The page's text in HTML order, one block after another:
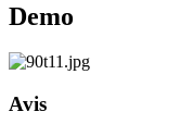
Demo
Avis